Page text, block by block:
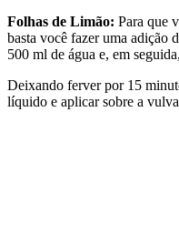
Folhas de Limão: Para que
basta você fazer uma adição
500 ml de água e, em
Deixando ferver por 15
líquido e aplicar sobre a